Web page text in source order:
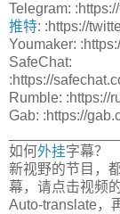
Telegram:
推特: :https://
Youmaker:
SafeChat:
:https://
Rumble: :https://
Gab: :https://
如何外挂字幕？
新视野的节目，
幕，请点击视频
Auto-translate，